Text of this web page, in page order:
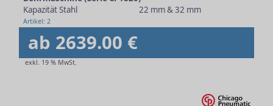
Kapazität Stahl
22 mm & 32 mm
Artikel: 2
ab 2639.00 €
exkl. 19 % MwSt.